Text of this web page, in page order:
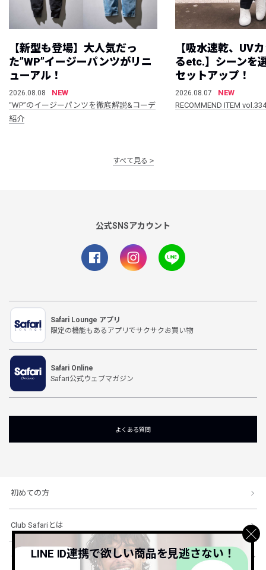
【新型も登場】大人気だっ
た”WP”イージーパンツがリニ
ューアル！
2026.08.08
NEW
“WP”のイージーパンツを徹底解説&コーデ
紹介
【吸水速乾、UV
るetc.】シーンを
セットアップ！
2026.08.07
NEW
RECOMMEND ITEM vol.334
すべて見る
公式SNSアカウント
Safari Lounge アプリ
限定の機能もあるアプリでサクサクお買い物
Safari Online
Safari公式ウェブマガジン
よくある質問
初めての方
Club Safariとは
ショッピングガイド
LINE ID連携で欲しい商品を見逃さない！